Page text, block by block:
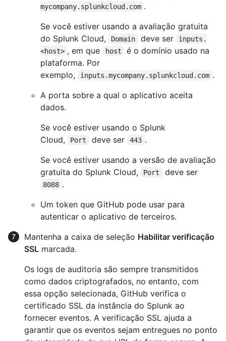
mycompany.splunkcloud.com .
Se você estiver usando a avaliação gratuita
do Splunk Cloud,
Domain deve ser
inputs.
<host> , em que host
é o domínio usado na
plataforma. Por
exemplo,
inputs.mycompany.splunkcloud.com .
A porta sobre a qual o aplicativo aceita
dados.
Se você estiver usando o Splunk
Cloud,
Port deve ser 443 .
Se você estiver usando a versão de avaliação
gratuita do Splunk Cloud,
Port deve ser
8088 .
Um token que GitHub pode usar para
autenticar o aplicativo de terceiros.
Mantenha a caixa de seleção Habilitar verificação
SSL marcada.
Os logs de auditoria são sempre transmitidos
como dados criptografados, no entanto, com
essa opção selecionada, GitHub verifica o
certificado SSL da instância do Splunk ao
fornecer eventos. A verificação SSL ajuda a
garantir que os eventos sejam entregues no ponto